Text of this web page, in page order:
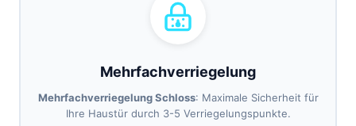
Mehrfachverriegelung
Mehrfachverriegelung Schloss: Maximale Sicherheit für
Ihre Haustür durch 3-5 Verriegelungspunkte.